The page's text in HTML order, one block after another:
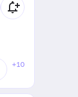
+10